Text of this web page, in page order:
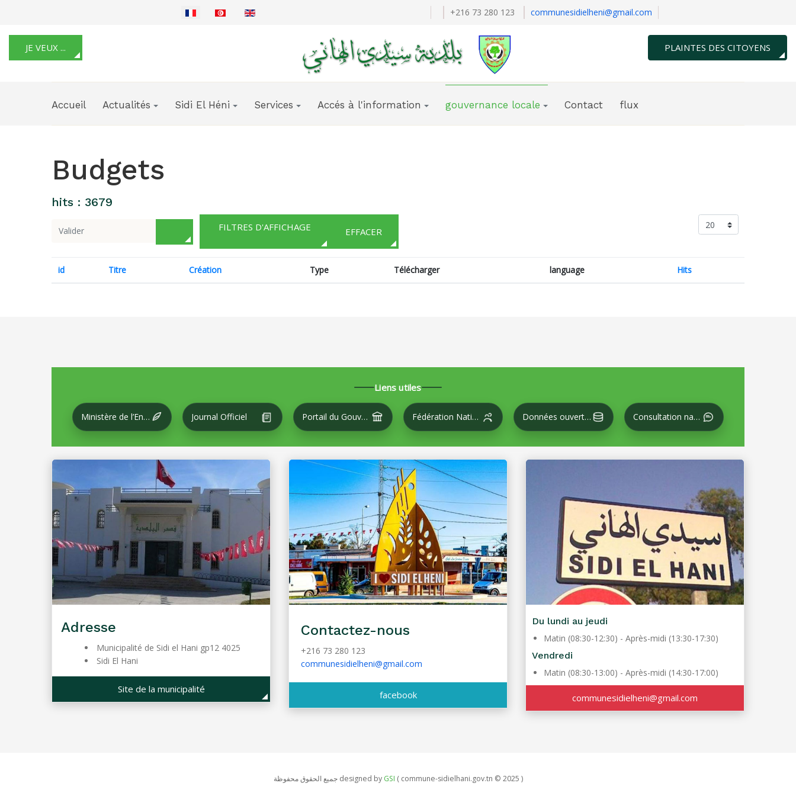
+216 73 280 123 communesidielheni@gmail.com
JE VEUX ... PLAINTES DES CITOYENS
Accueil Actualités Sidi El Héni Services Accés à l'information gouvernance locale Contact flux
Budgets
hits : 3679
EFFACER
id Titre Création Type Télécharger language Hits
Liens utiles
Ministère de l’Environnement et du Développement local Journal Officiel Portail du Gouvernement Fédération Nationale des Villes Données ouvertes Consultation nationale
Adresse
Municipalité de Sidi el Hani gp12 4025
Sidi El Hani
Site de la municipalité
Contactez-nous
+216 73 280 123
communesidielheni@gmail.com
facebook
Du lundi au jeudi
Matin (08:30-12:30) - Après-midi (13:30-17:30)
Vendredi
Matin (08:30-13:00) - Après-midi (14:30-17:00)
communesidielheni@gmail.com
جميع الحقوق محفوظة designed by GSI ( commune-sidielhani.gov.tn © 2025 )